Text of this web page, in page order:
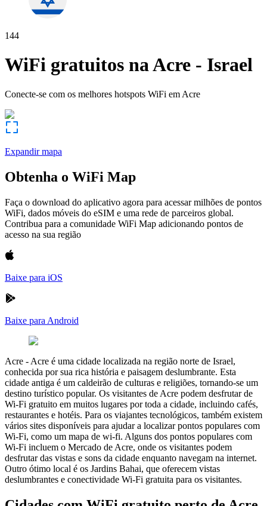
144
WiFi gratuitos naAcre - Israel
Conecte-se com os melhores hotspots WiFi em Acre
Expandir mapa
Obtenha o WiFi Map
Faça o download do aplicativo agora para acessar milhões de pontos
WiFi, dados móveis do eSIM e uma rede de parceiros global.
Contribua para a comunidade WiFi Map adicionando pontos de
acesso na sua região
Baixe para iOS
Baixe para Android
Acre - Acre é uma cidade localizada na região norte de Israel,
conhecida por sua rica história e paisagem deslumbrante. Esta
cidade antiga é um caldeirão de culturas e religiões, tornando-se um
destino turístico popular. Os visitantes de Acre podem desfrutar de
Wi-Fi gratuito em muitos lugares por toda a cidade, incluindo cafés,
restaurantes e hotéis. Para os viajantes tecnológicos, também existem
vários sites disponíveis para ajudar a localizar pontos populares com
Wi-Fi, como um mapa de wi-fi. Alguns dos pontos populares com
Wi-Fi incluem o Mercado de Acre, onde os visitantes podem
desfrutar das vistas e sons da cidade enquanto navegam na internet.
Outro ótimo local é os Jardins Bahai, que oferecem vistas
deslumbrantes e conectividade Wi-Fi gratuita para os visitantes.